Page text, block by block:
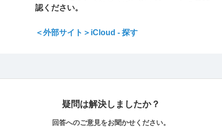
認ください。
＜外部サイト＞iCloud - 探す
疑問は解決しましたか？
回答へのご意見をお聞かせください。